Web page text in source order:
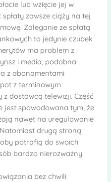
lub wzięcie jej w
zawsze ciąży na tej
Zaleganie ze spłatą
to jedynie czubek
ma problem z
i media, podobna
z abonamentami
z terminowym
dostawcą telewizji. Część
jest spowodowana tym, że
nawet na uregulowanie
drugą stroną
potrafią do swoich
bardzo nierozważny.
bez chwili